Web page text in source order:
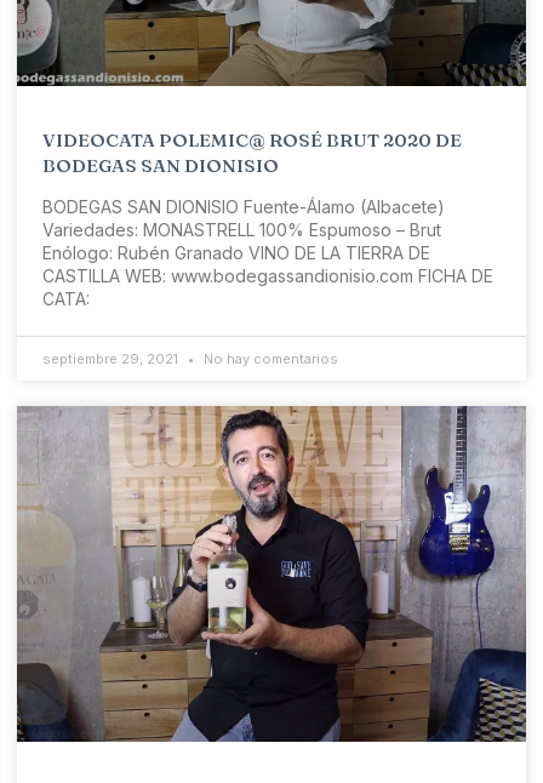
VIDEOCATA POLEMIC@ ROSÉ BRUT 2020 DE
BODEGAS SAN DIONISIO
BODEGAS SAN DIONISIO Fuente-Álamo (Albacete)
Variedades: MONASTRELL 100% Espumoso – Brut
Enólogo: Rubén Granado VINO DE LA TIERRA DE
CASTILLA WEB: www.bodegassandionisio.com FICHA DE
CATA:
septiembre 29, 2021 No hay comentarios